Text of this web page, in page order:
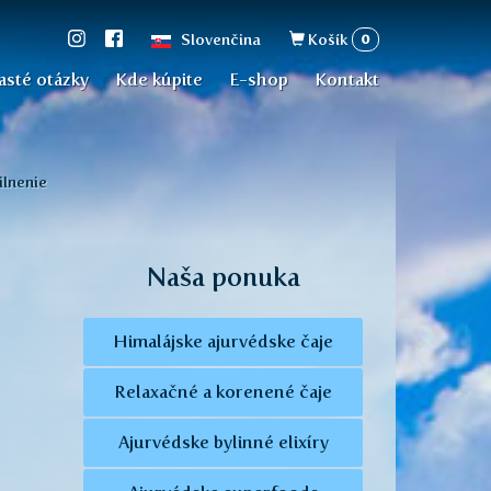
Slovenčina Košík 0
otázky Kde kúpite E-shop Kontakt
Naša ponuka
Himalájske ajurvédske čaje
Relaxačné a korenené čaje
Ajurvédske bylinné elixíry